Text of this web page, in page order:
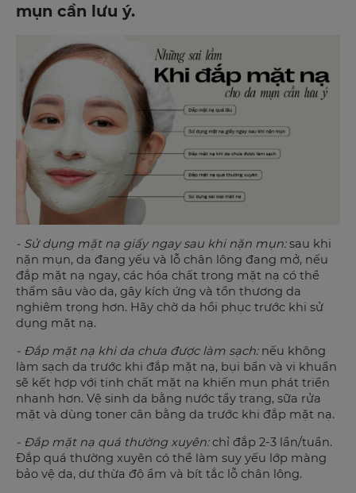
mụn cần lưu ý.
- Sử dụng mặt nạ giấy ngay sau khi nặn mụn:sau khi
nặn mụn, da đang yếu và lỗ chân lông đang mở, nếu
đắp mặt nạ ngay, các hóa chất trong mặt nạ có thể
thấm sâu vào da, gây kích ứng và tổn thương da
nghiêm trọng hơn. Hãy chờ da hồi phục trước khi sử
dụng mặt nạ.
- Đắp mặt nạ khi da chưa được làm sạch:nếu không
làm sạch da trước khi đắp mặt nạ, bụi bẩn và vi khuẩn
sẽ kết hợp với tinh chất mặt nạ khiến mụn phát triển
nhanh hơn. Vệ sinh da bằng nước tẩy trang, sữa rửa
mặt và dùng toner cân bằng da trước khi đắp mặt nạ.
- Đắp mặt nạ quá thường xuyên:chỉ đắp 2-3 lần/tuần.
Đắp quá thường xuyên có thể làm suy yếu lớp màng
bảo vệ da, dư thừa độ ẩm và bít tắc lỗ chân lông.